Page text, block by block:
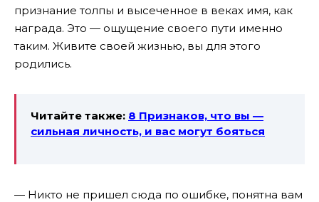
признание толпы и высеченное в веках имя, как
награда. Это — ощущение своего пути именно
таким. Живите своей жизнью, вы для этого
родились.
Читайте также: 8 Признаков, что вы —
сильная личность, и вас могут бояться
— Никто не пришел сюда по ошибке, понятна вам